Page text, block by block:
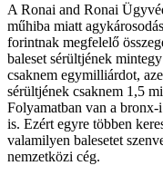
A Ronai and Ronai
műhiba miatt
forintnak megfelelő
baleset sérültjének
csaknem egymilliárdot,
sérültjének csaknem 1,5
Folyamatban van a
is. Ezért egyre többen
valamilyen balesetet
nemzetközi cég.